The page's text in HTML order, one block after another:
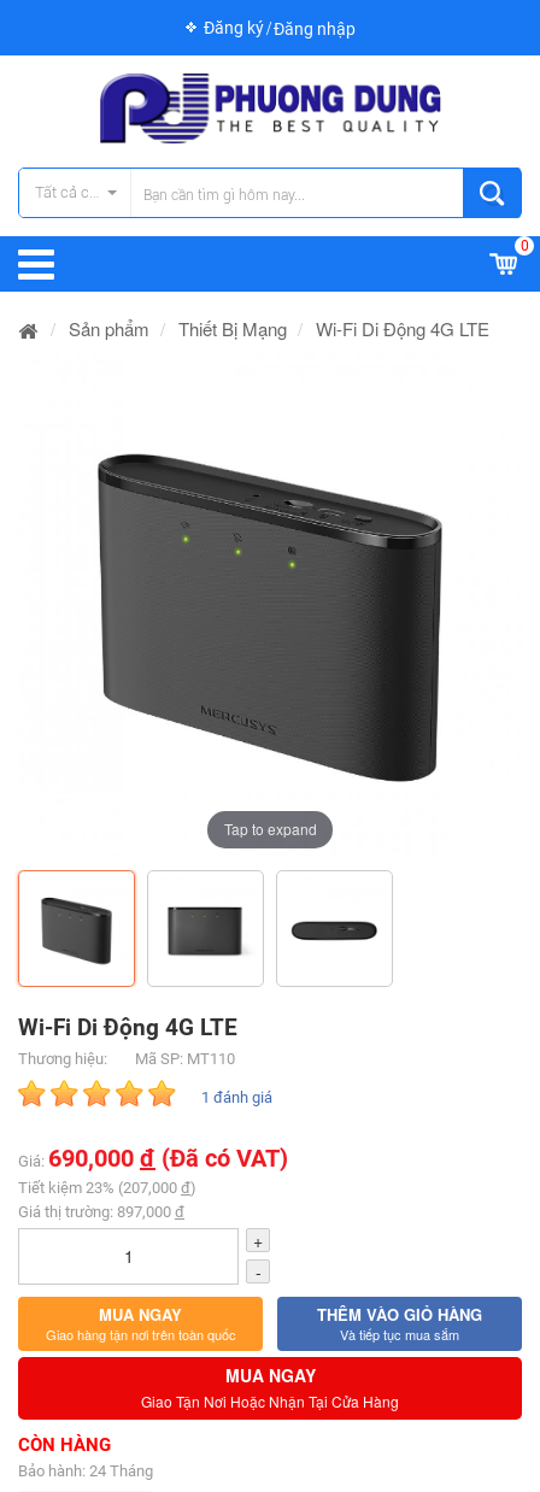
Đăng ký Đăng nhập
Tất cả các danh mục
0
Sản phẩm Thiết Bị Mạng Wi-Fi Di Động 4G LTE
Tap to expand
Tap to expand
Tap to expand
Wi-Fi Di Động 4G LTE
Thương hiệu: Mã SP: MT110
1 đánh giá
Giá: 690,000 đ (Đã có VAT)
Tiết kiệm 23% (207,000 đ)
Giá thị trường: 897,000 đ
+
-
MUA NGAY
Giao hàng tận nơi trên toàn quốc
THÊM VÀO GIỎ HÀNG
Và tiếp tục mua sắm
MUA NGAY
Giao Tận Nơi Hoặc Nhận Tại Cửa Hàng
CÒN HÀNG
Bảo hành: 24 Tháng